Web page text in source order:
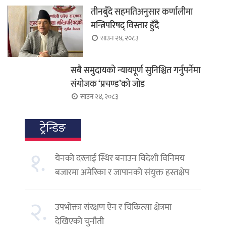
तीनबुँदे सहमतिअनुसार कर्णालीमा
मन्त्रिपरिषद् विस्तार हुँदै
साउन २४, २०८३
सबै समुदायको न्यायपूर्ण सुनिश्चित गर्नुपर्नेमा
संयोजक ‘प्रचण्ड’को जोड
साउन २४, २०८३
ट्रेन्डिङ
१.
येनको दरलाई स्थिर बनाउन विदेशी विनिमय
बजारमा अमेरिका र जापानको संयुक्त हस्तक्षेप
२. उपभोक्ता संरक्षण ऐन र चिकित्सा क्षेत्रमा
देखिएको चुनौती